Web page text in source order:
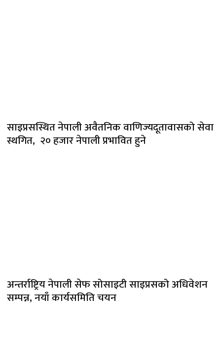
साइप्रसस्थित नेपाली अवैतनिक वाणिज्यदूतावासको सेवा
स्थगित, २० हजार नेपाली प्रभावित हुने
अन्तर्राष्ट्रिय नेपाली सेफ सोसाइटी साइप्रसको अधिवेशन
सम्पन्न, नयाँ कार्यसमिति चयन